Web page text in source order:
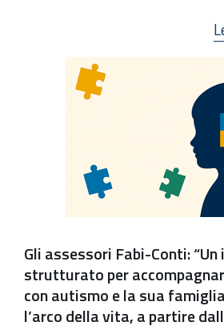
Gli assessori Fabi-Conti: “Un
strutturato per
con autismo e la sua
l’arco della vita, a partire